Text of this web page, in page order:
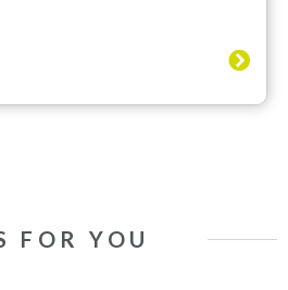
FOR YOU